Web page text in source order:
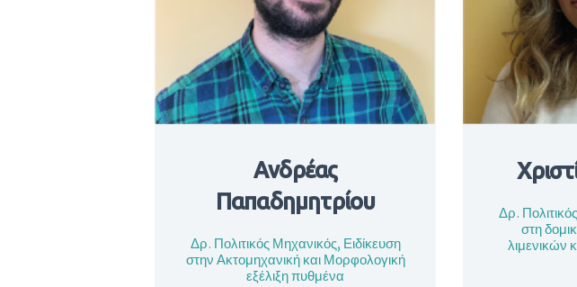
Ανδρέας
Παπαδημητρίου
Δρ. Πολιτικός Μηχανικός, Ειδίκευση
στην Ακτομηχανική και Μορφολογική
εξέλιξη πυθμένα
Δρ.
στη
λιμενικών